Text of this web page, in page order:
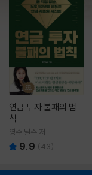
연금 투자 불패의 법
칙
영주 닐슨 저
9.9 (43)